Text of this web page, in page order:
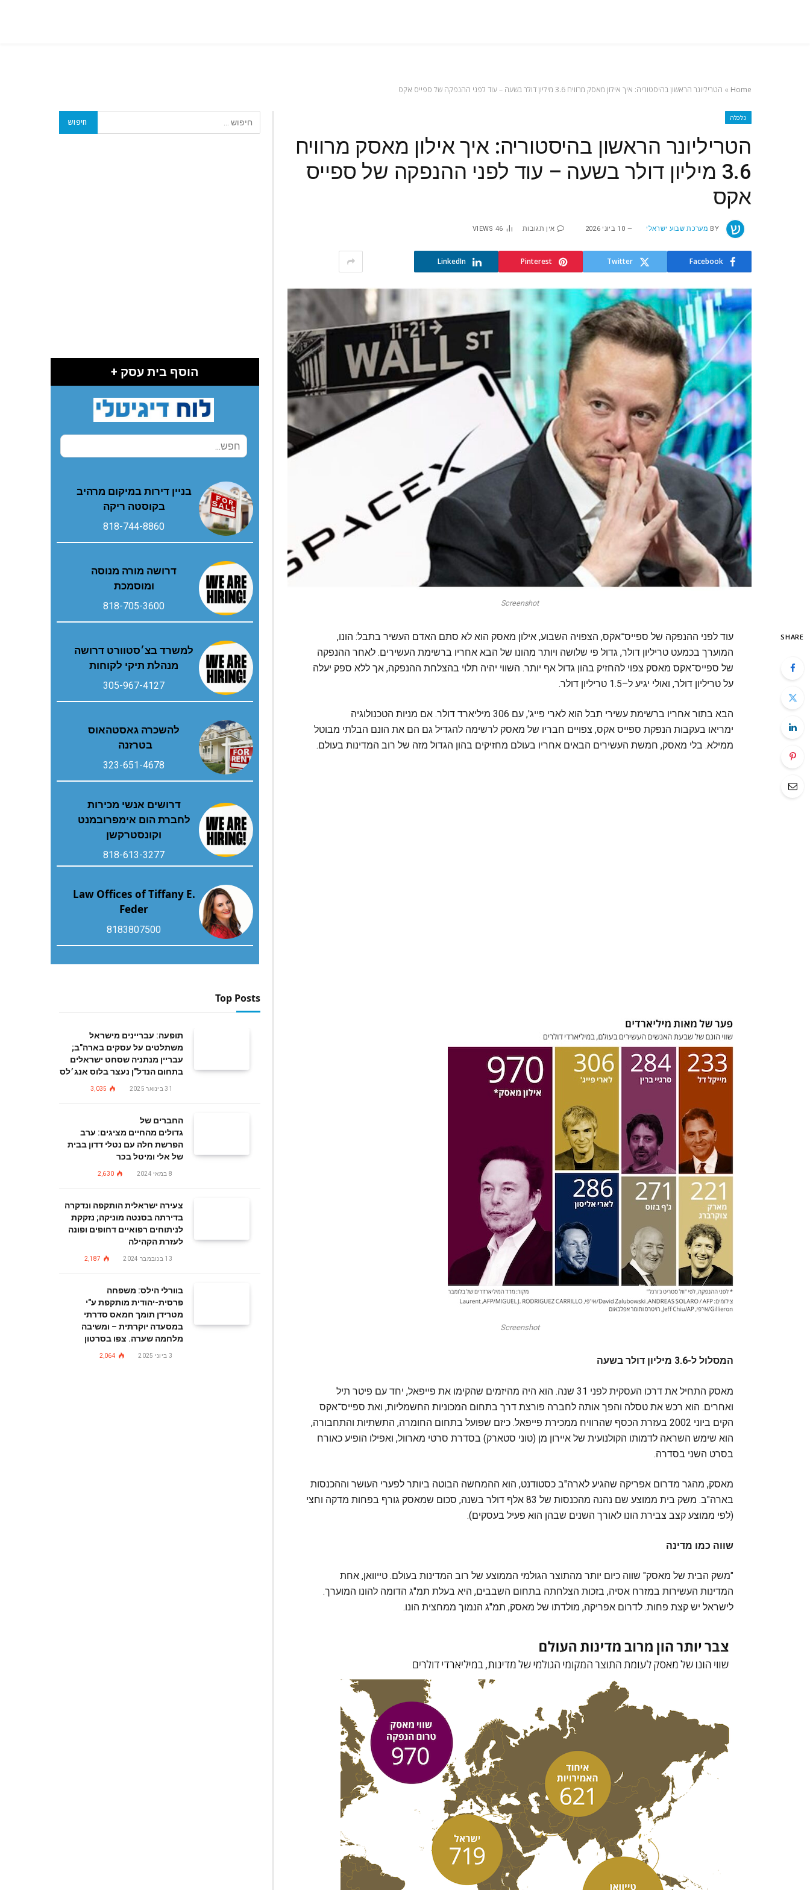
Home
» הטריליונר הראשון בהיסטוריה: איך אילון מאסק מרוויח 3.6 מיליון דולר בשעה – עוד לפני ההנפקה של ספייס אקס
כלכלה
הטריליונר הראשון בהיסטוריה: איך אילון מאסק מרוויח
3.6 מיליון דולר בשעה – עוד לפני ההנפקה של ספייס
אקס
BY מערכת שבוע ישראלי 10 ביוני 2026 אין תגובות 46
VIEWS
Facebook
Twitter
Pinterest
LinkedIn
Screenshot
SHARE
עוד לפני ההנפקה של ספייס־אקס, הצפויה השבוע, אילון מאסק הוא לא סתם האדם העשיר בתבל: הונו,
המוערך בכמעט טריליון דולר, גדול פי שלושה ויותר מהונו של הבא אחריו ברשימת העשירים. לאחר ההנפקה
של ספייס־אקס מאסק צפוי להחזיק בהון גדול אף יותר. השווי יהיה תלוי בהצלחת ההנפקה, אך ללא ספק יעלה
על טריליון דולר, ואולי יגיע ל–1.5 טריליון דולר.
הבא בתור אחריו ברשימת עשירי תבל הוא לארי פייג', עם 306 מיליארד דולר. אם מניות הטכנולוגיה
ימריאו בעקבות הנפקת ספייס אקס, צפויים חבריו של מאסק לרשימה להגדיל גם הם את הונם הבלתי מבוטל
ממילא. בלי מאסק, חמשת העשירים הבאים אחריו בעולם מחזיקים בהון הגדול מזה של רוב המדינות בעולם.
Screenshot
המסלול ל-3.6 מיליון דולר בשעה
מאסק התחיל את דרכו העסקית לפני 31 שנה. הוא היה מהיזמים שהקימו את פייפאל, יחד עם פיטר תיל
ואחרים. הוא רכש את טסלה והפך אותה לחברה פורצת דרך בתחום המכוניות החשמליות, ואת ספייס־אקס
הקים ביוני 2002 בעזרת הכסף שהרוויח ממכירת פייפאל. כיזם שפועל בתחום החומרה, התשתיות והתחבורה,
הוא שימש השראה לדמותו הקולנועית של איירון מן (טוני סטארק) בסדרת סרטי מארוול, ואפילו הופיע כאורח
בסרט השני בסדרה.
מאסק, מהגר מדרום אפריקה שהגיע לארה"ב כסטודנט, הוא ההמחשה הבוטה ביותר לפערי העושר וההכנסות
בארה"ב. משק בית ממוצע שם נהנה מהכנסות של 83 אלף דולר בשנה, סכום שמאסק גורף בפחות מדקה וחצי
(לפי ממוצע קצב צבירת הונו לאורך השנים שבהן הוא פעיל בעסקים).
שווה כמו מדינה
"משק הבית של מאסק" שווה כיום יותר מהתוצר הגולמי הממוצע של רוב המדינות בעולם. טייוואן, אחת
המדינות העשירות במזרח אסיה, בזכות הצלחתה בתחום השבבים, היא בעלת תמ"ג הדומה להונו המוערך.
לישראל יש קצת פחות. לדרום אפריקה, מולדתו של מאסק, תמ"ג הנמוך ממחצית הונו.
הוסף בית עסק +
בניין דירות במיקום מרהיב
בקוסטה ריקה
818-744-8860
דרושה מורה מנוסה
ומוסמכת
818-705-3600
למשרד בצ׳סטוורט דרושה
מנהלת תיקי לקוחות
305-967-4127
להשכרה גאסטהאוס
בטרזנה
323-651-4678
דרושים אנשי מכירות
לחברת הום אימפרובמנט
וקונסטרקשן
818-613-3277
Law Offices of Tiffany E.
Feder
8183807500
Top Posts
תופעה: עבריינים מישראל
משתלטים על עסקים בארה"ב;
עבריין מנתניה שסחט ישראלים
בתחום הנדל"ן נעצר בלוס אנג׳לס
31 בינואר 2025 3,035
החברים של
גדולים מהחיים מציגים: ערב
הפרשת חלה עם נטלי דדון בבית
של אלי ומיטל בכר
8 במאי 2024 2,630
צעירה ישראלית הותקפה ונדקרה
בדירתה בסנטה מוניקה; נזקקת
לניתוחים רפואיים דחופים ופונה
לעזרת הקהילה
13 בנובמבר 2024 2,187
בוורלי הילס: משפחה
פרסית-יהודית מותקפת ע"י
מטרידן תומך חמאס סדרתי
במסעדה יוקרתית – ומשיבה
מלחמה שערה. צפו בסרטון
3 ביוני 2025 2,064